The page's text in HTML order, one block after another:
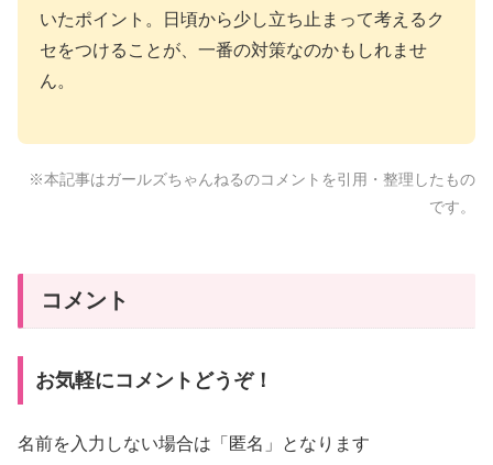
いたポイント。日頃から少し立ち止まって考えるク
セをつけることが、一番の対策なのかもしれませ
ん。
※本記事はガールズちゃんねるのコメントを引用・整理したもの
です。
コメント
お気軽にコメントどうぞ！
名前を入力しない場合は「匿名」となります